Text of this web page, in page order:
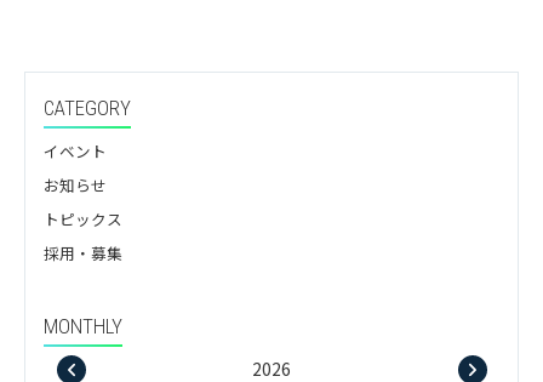
CATEGORY
イベント
お知らせ
トピックス
採用・募集
MONTHLY
2026